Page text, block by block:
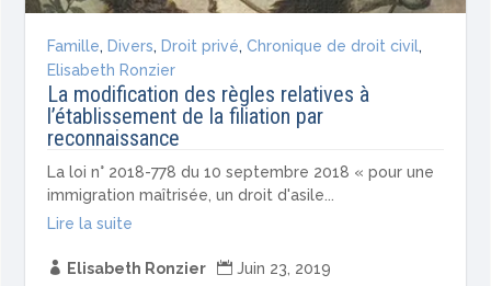
Famille, Divers, Droit privé,Chronique de droit civil,
Elisabeth Ronzier
La modification des règles relatives à
l’établissement de la filiation par
reconnaissance
La loi n° 2018-778 du 10 septembre 2018 « pour une
immigration maîtrisée, un droit d'asile...
Lire la suite
 Elisabeth Ronzier  Juin 23, 2019